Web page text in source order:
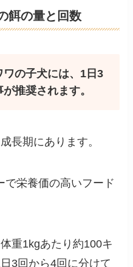
餌の量と回数
の子犬には、1日3
推奨されます。
長期にあります。
で栄養価の高いフード
重1kgあたり約100キ
3回から4回に分けて